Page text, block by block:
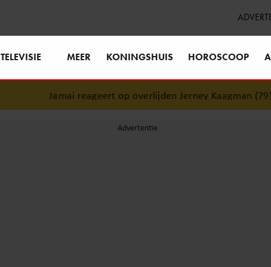
TELEVISIE MEER KONINGSHUIS HOROSCOOP
Jamai reageert op overlijden Jerney Kaagman (79):